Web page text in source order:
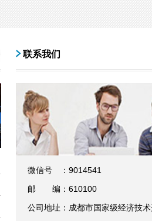
联系我们
微信号
：9014541
邮
编 ：610100
公司地址 ：成都市国家级经济技